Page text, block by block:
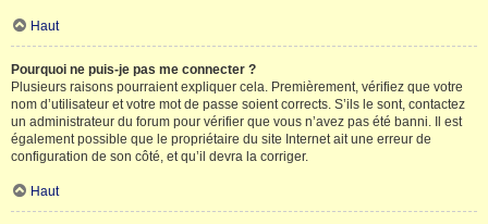
Haut
Pourquoi ne puis-je pas me connecter ?
Plusieurs raisons pourraient expliquer cela. Premièrement, vérifiez que votre
nom d’utilisateur et votre mot de passe soient corrects. S’ils le sont, contactez
un administrateur du forum pour vérifier que vous n’avez pas été banni. Il est
également possible que le propriétaire du site Internet ait une erreur de
configuration de son côté, et qu’il devra la corriger.
Haut